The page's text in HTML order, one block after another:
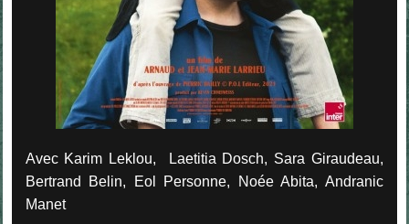
Avec Karim Leklou, Laetitia Dosch, Sara Giraudeau,
Bertrand Belin, Eol Personne, Noée Abita, Andranic
Manet